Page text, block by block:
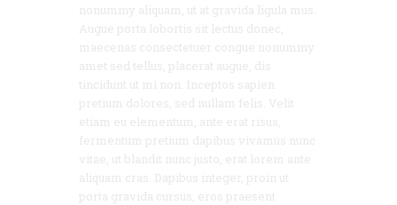
nonummy aliquam, ut at gravida ligula mus.
Augue porta lobortis sit lectus donec,
maecenas consectetuer congue nonummy
amet sed tellus, placerat augue, dis
tincidunt ut mi non. Inceptos sapien
pretium dolores, sed nullam felis. Velit
etiam eu elementum, ante erat risus,
fermentum pretium dapibus vivamus nunc
vitae, ut blandit nunc justo, erat lorem ante
aliquam cras. Dapibus integer, proin ut
porta gravida cursus, eros praesent